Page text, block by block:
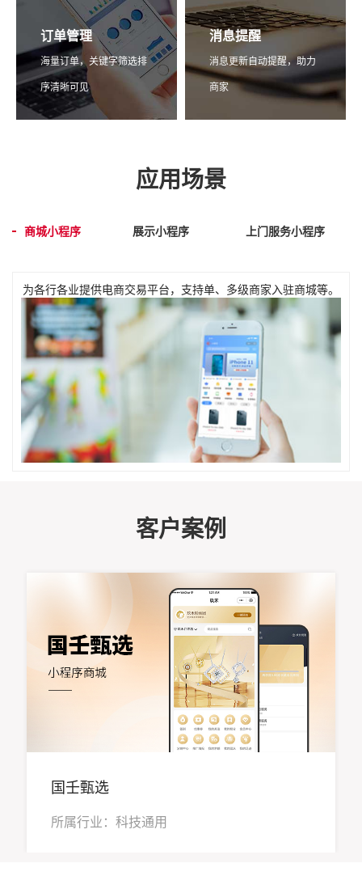
订单管理
海量订单，关键字筛选排
序清晰可见
消息提醒
消息更新自动提醒，助力
商家
应用场景
商城小程序 展示小程序 上门服务小程序
为各行各业提供电商交易平台，支持单、多级商家入驻商城等。
客户案例
国壬甄选
所属行业：科技通用